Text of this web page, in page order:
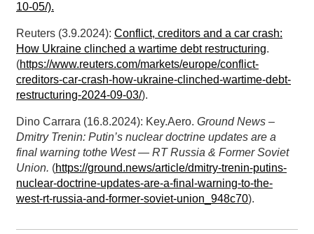
10-05/).
Reuters (3.9.2024): Conflict, creditors and a car crash:
How Ukraine clinched a wartime debt restructuring.
(https://www.reuters.com/markets/europe/conflict-
creditors-car-crash-how-ukraine-clinched-wartime-debt-
restructuring-2024-09-03/).
Dino Carrara (16.8.2024): Key.Aero. Ground News –
Dmitry Trenin: Putin’s nuclear doctrine updates are a
final warning tothe West — RT Russia & Former Soviet
Union. (https://ground.news/article/dmitry-trenin-putins-
nuclear-doctrine-updates-are-a-final-warning-to-the-
west-rt-russia-and-former-soviet-union_948c70).